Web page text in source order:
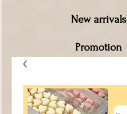
New arrivals
Promotion